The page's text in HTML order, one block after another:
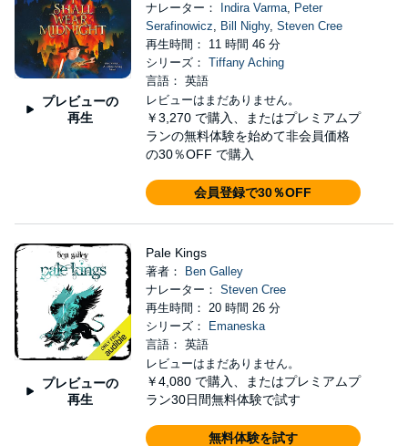
プレビューの
再生
ナレーター：
Indira Varma, Peter
Serafinowicz, Bill Nighy, Steven Cree
再生時間： 11 時間 46 分
シリーズ： Tiffany Aching
言語： 英語
レビューはまだありません。
￥3,270 で購入、またはプレミアムプ
ランの無料体験を始めて非会員価格
の30％OFF で購入
会員登録で30％OFF
プレビューの
再生
Pale Kings
著者：
Ben Galley
ナレーター： Steven Cree
再生時間： 20 時間 26 分
シリーズ：
Emaneska
言語： 英語
レビューはまだありません。
￥4,080 で購入、またはプレミアムプ
ラン30日間無料体験で試す
無料体験を試す